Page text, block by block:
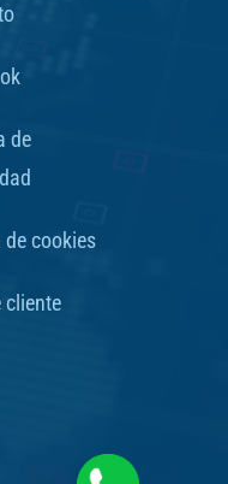
de
cookies
cliente